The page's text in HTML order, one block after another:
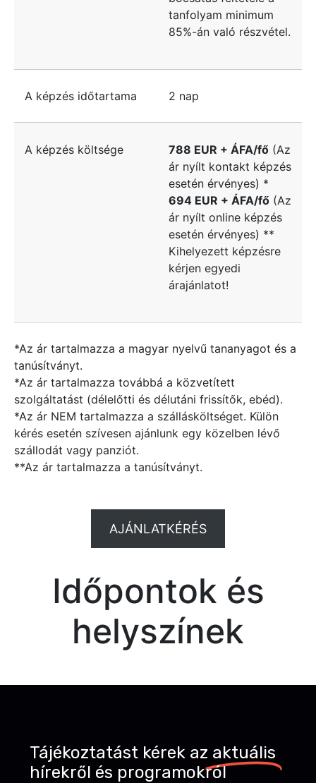
tanfolyam minimum
85%-án való részvétel.
A képzés időtartama 2 nap
A képzés költsége 788 EUR + ÁFA/fő (Az
ár nyílt kontakt képzés
esetén érvényes) *
694 EUR + ÁFA/fő (Az
ár nyílt online képzés
esetén érvényes) **
Kihelyezett képzésre
kérjen egyedi
árajánlatot!
*Az ár tartalmazza a magyar nyelvű tananyagot és a
tanúsítványt.
*Az ár tartalmazza továbbá a közvetített
szolgáltatást (délelőtti és délutáni frissítők, ebéd).
*Az ár NEM tartalmazza a szállásköltséget. Külön
kérés esetén szívesen ajánlunk egy közelben lévő
szállodát vagy panziót.
**Az ár tartalmazza a tanúsítványt.
AJÁNLATKÉRÉS
Időpontok és
helyszínek
Tájékoztatást kérek az aktuális
hírekről és programokról